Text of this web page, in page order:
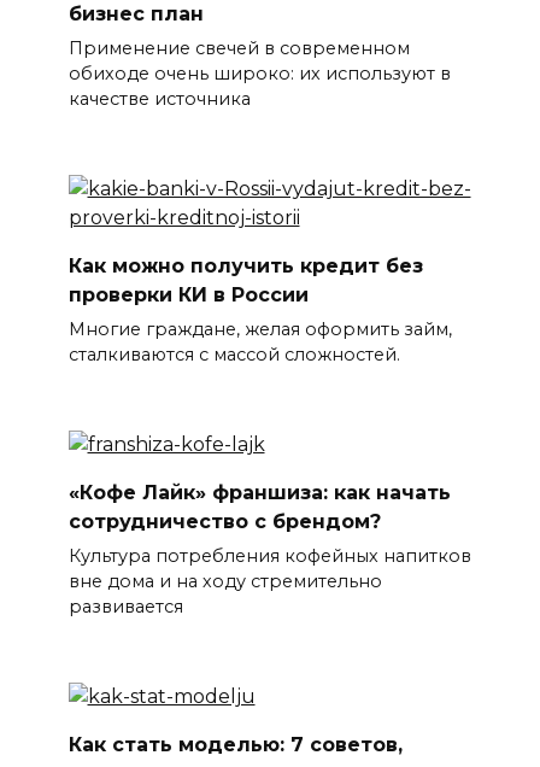
бизнес план
Применение свечей в современном
обиходе очень широко: их используют в
качестве источника
Как можно получить кредит без
проверки КИ в России
Многие граждане, желая оформить займ,
сталкиваются с массой сложностей.
«Кофе Лайк» франшиза: как начать
сотрудничество с брендом?
Культура потребления кофейных напитков
вне дома и на ходу стремительно
развивается
Как стать моделью: 7 советов,